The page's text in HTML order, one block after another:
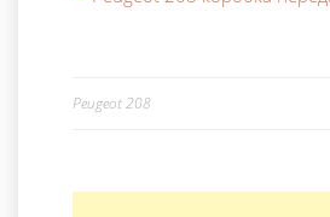
Peugeot 208